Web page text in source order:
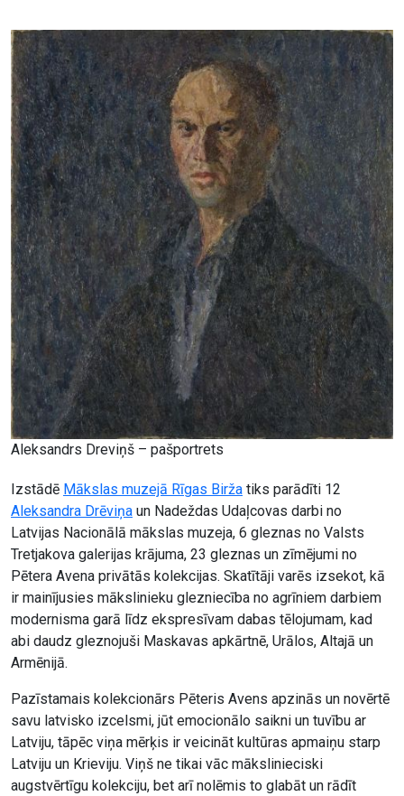
Aleksandrs Dreviņš – pašportrets
Izstādē Mākslas muzejā Rīgas Birža tiks parādīti 12
Aleksandra Drēviņa un Nadeždas Udaļcovas darbi no
Latvijas Nacionālā mākslas muzeja, 6 gleznas no Valsts
Tretjakova galerijas krājuma, 23 gleznas un zīmējumi no
Pētera Avena privātās kolekcijas. Skatītāji varēs izsekot, kā
ir mainījusies mākslinieku glezniecība no agrīniem darbiem
modernisma garā līdz ekspresīvam dabas tēlojumam, kad
abi daudz gleznojuši Maskavas apkārtnē, Urālos, Altajā un
Armēnijā.
Pazīstamais kolekcionārs Pēteris Avens apzinās un novērtē
savu latvisko izcelsmi, jūt emocionālo saikni un tuvību ar
Latviju, tāpēc viņa mērķis ir veicināt kultūras apmaiņu starp
Latviju un Krieviju. Viņš ne tikai vāc mākslinieciski
augstvērtīgu kolekciju, bet arī nolēmis to glabāt un rādīt